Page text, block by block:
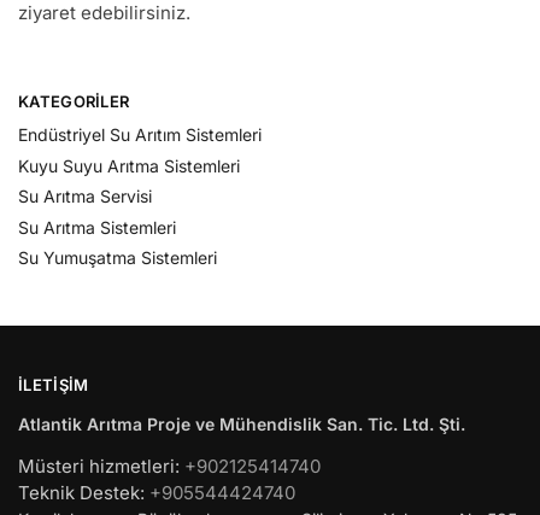
ziyaret edebilirsiniz.
KATEGORILER
Endüstriyel Su Arıtım Sistemleri
Kuyu Suyu Arıtma Sistemleri
Su Arıtma Servisi
Su Arıtma Sistemleri
Su Yumuşatma Sistemleri
İLETIŞIM
Atlantik Arıtma Proje ve Mühendislik San. Tic. Ltd. Şti.
Müsteri hizmetleri: +902125414740
Teknik Destek: +905544424740